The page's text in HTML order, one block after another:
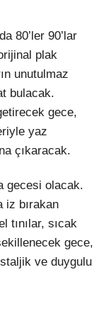
80’ler 90’lar
plak
unutulmaz
bulacak.
gece,
yaz
çıkaracak.
gecesi olacak.
iz bırakan
tınılar, sıcak
gece,
ve duygulu